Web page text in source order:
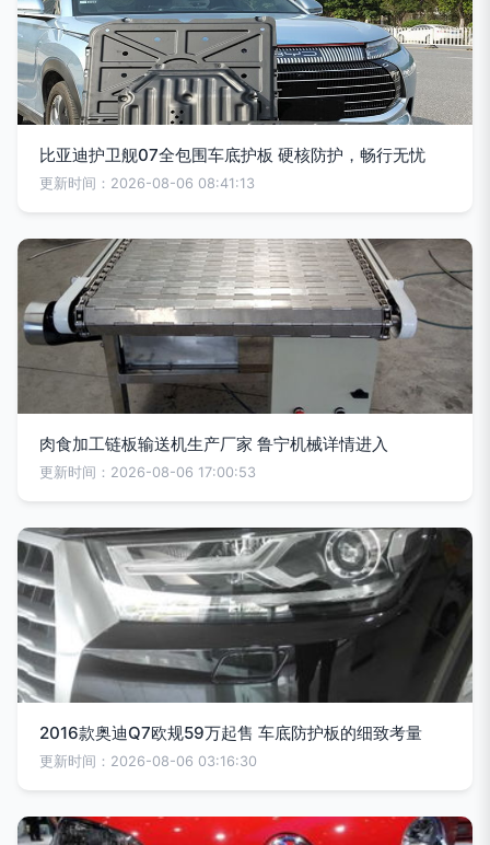
比亚迪护卫舰07全包围车底护板 硬核防护，畅行无忧
更新时间：2026-08-06 08:41:13
肉食加工链板输送机生产厂家 鲁宁机械详情进入
更新时间：2026-08-06 17:00:53
2016款奥迪Q7欧规59万起售 车底防护板的细致考量
更新时间：2026-08-06 03:16:30